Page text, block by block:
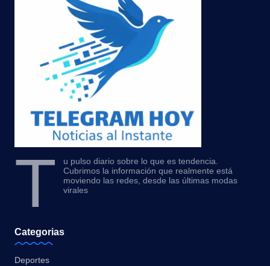
T
u pulso diario sobre lo que es tendencia.
Cubrimos la información que realmente está
moviendo las redes, desde las últimas modas
virales
Categorias
Deportes